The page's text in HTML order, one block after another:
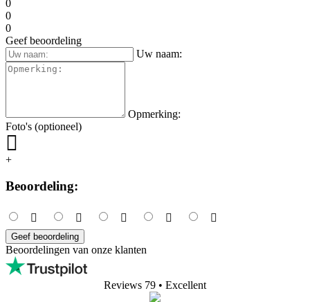
Productrecensies Flair Portafilter funnel |
Flair 58
• Beoordeeld op
Alles zoals verwacht. Uitstekende functionaliteit en verwerking.
Všetko podľa očakávania. Výborná funkčnosť aj spracovanie.
Vertalen
5/5
1 beoordeling(en)
0
0
Geef beoordeling
Uw naam: